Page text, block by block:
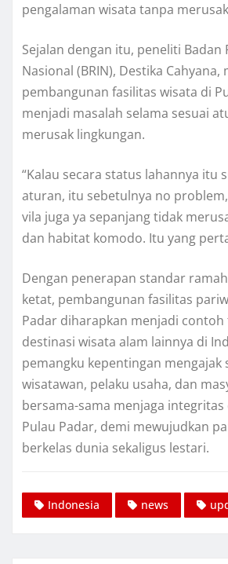
pengalaman wisata tanpa
Sejalan dengan itu, peneliti Badan
Nasional (BRIN), Destika Cahyana,
pembangunan fasilitas wisata di
menjadi masalah selama sesuai
merusak lingkungan.
“Kalau secara status lahannya itu
aturan, itu sebetulnya no
vila juga ya sepanjang tidak
dan habitat komodo. Itu yang
Dengan penerapan standar
ketat, pembangunan fasilitas
Padar diharapkan menjadi contoh
destinasi wisata alam lainnya di
pemangku kepentingan mengajak
wisatawan, pelaku usaha, dan
bersama-sama menjaga
Pulau Padar, demi mewujudkan
berkelas dunia sekaligus lestari.
Indonesia news